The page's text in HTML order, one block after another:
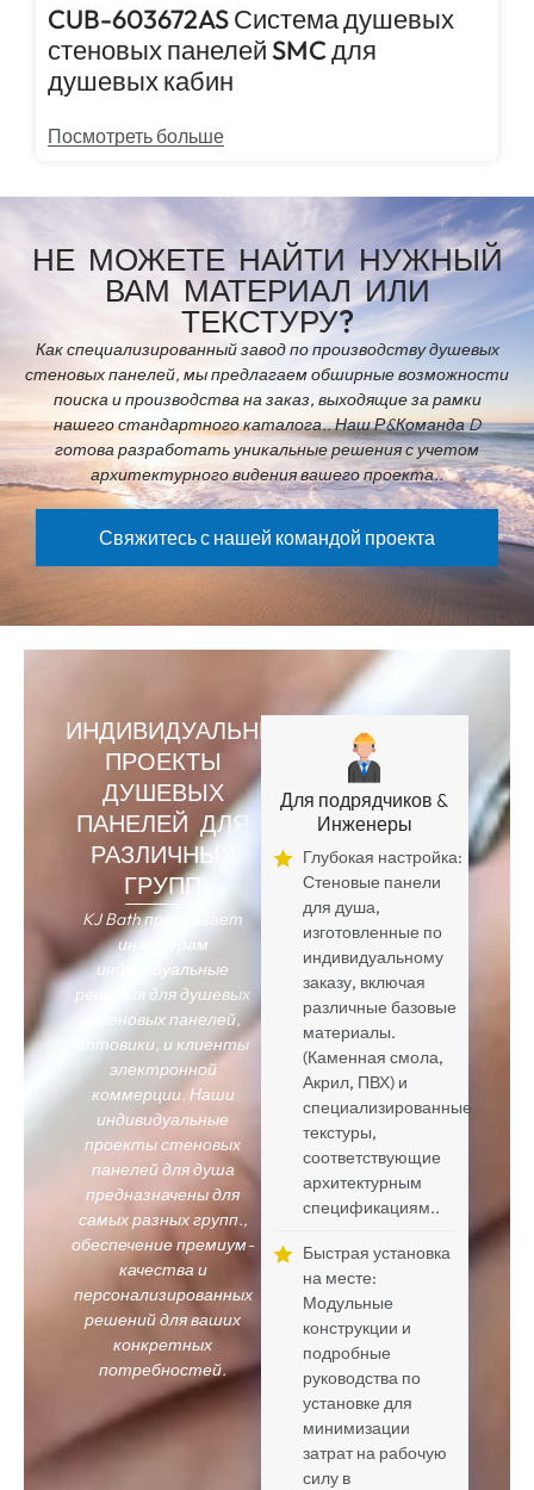
CUB-603672AS Система душевых
стеновых панелей SMC для
душевых кабин
Посмотреть больше
НЕ МОЖЕТЕ НАЙТИ НУЖНЫЙ
ВАМ МАТЕРИАЛ ИЛИ
ТЕКСТУРУ?
Как специализированный завод по производству душевых
стеновых панелей, мы предлагаем обширные возможности
поиска и производства на заказ, выходящие за рамки
нашего стандартного каталога.. Наш Р&Команда D
готова разработать уникальные решения с учетом
архитектурного видения вашего проекта..
Свяжитесь с нашей командой проекта
ИНДИВИДУАЛЬНЫЕ
ПРОЕКТЫ
ДУШЕВЫХ
ПАНЕЛЕЙ ДЛЯ
РАЗЛИЧНЫХ
ГРУПП
KJ Bath предлагает
инженерам
индивидуальные
решения для душевых
стеновых панелей,
оптовики, и клиенты
электронной
коммерции. Наши
индивидуальные
проекты стеновых
панелей для душа
предназначены для
самых разных групп.,
обеспечение премиум-
качества и
персонализированных
решений для ваших
конкретных
потребностей.
Для подрядчиков &
Инженеры
Глубокая настройка:
Стеновые панели
для душа,
изготовленные по
индивидуальному
заказу, включая
различные базовые
материалы.
(Каменная смола,
Акрил, ПВХ) и
специализированные
текстуры,
соответствующие
архитектурным
спецификациям..
Быстрая установка
на месте:
Модульные
конструкции и
подробные
руководства по
установке для
минимизации
затрат на рабочую
силу в